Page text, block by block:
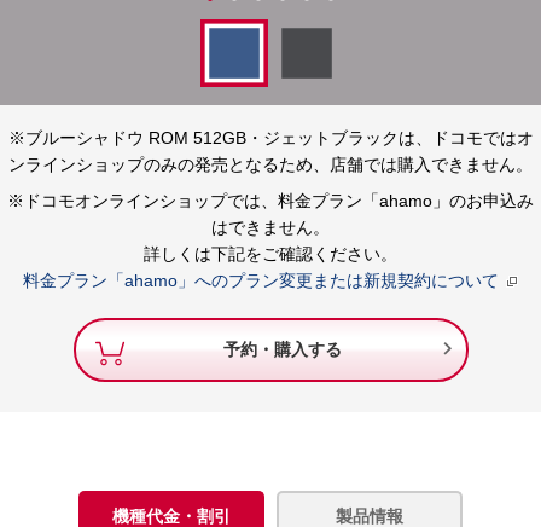
※ブルーシャドウ ROM 512GB・ジェットブラックは、ドコモではオ
ンラインショップのみの発売となるため、店舗では購入できません。
※ドコモオンラインショップでは、料金プラン「ahamo」のお申込み
はできません。
詳しくは下記をご確認ください。
料金プラン「ahamo」へのプラン変更または新規契約について
予約・購入する 
機種代金・割引 製品情報